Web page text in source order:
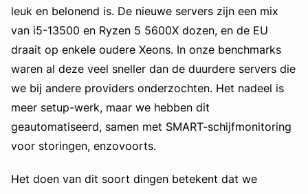
leuk en belonend is. De nieuwe servers zijn een mix
van i5-13500 en Ryzen 5 5600X dozen, en de EU
draait op enkele oudere Xeons. In onze benchmarks
waren al deze veel sneller dan de duurdere servers die
we bij andere providers onderzochten. Het nadeel is
meer setup-werk, maar we hebben dit
geautomatiseerd, samen met SMART-schijfmonitoring
voor storingen, enzovoorts.
Het doen van dit soort dingen betekent dat we